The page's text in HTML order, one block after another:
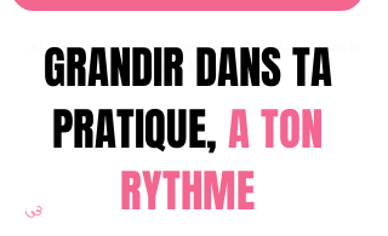
Abonnement mensuel- Kiffe ton chien - temps de lecture de la
page: 5 minutes
GRANDIR DANS TA
PRATIQUE,A TON
RYTHME